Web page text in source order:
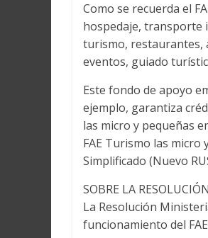
Como se recuerda el
hospedaje, transporte
turismo, restaurantes,
eventos, guiado
Este fondo de apoyo
ejemplo, garantiza
las micro y pequeñas
FAE Turismo las
Simplificado (Nuevo
SOBRE LA
La Resolución
funcionamiento del